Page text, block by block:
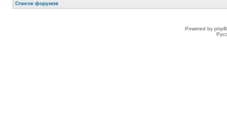
Список форумов
Powered by